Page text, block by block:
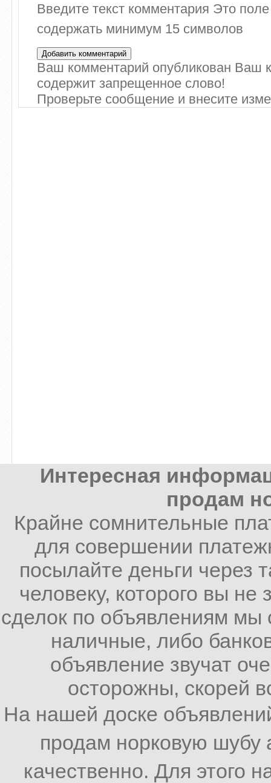
Введите текст комментария Это
содержать минимум 15 символов
Ваш комментарий опубликован Ваш
содержит запрещенное слово!
Проверьте сообщение и внесите
Интересная
продам
Крайне сомнительные
для совершении
посылайте деньги через
человеку, которого вы
сделок по объявлениям мы
наличные, либо
объявление звучат
осторожны, скорей
На нашей доске
продам норковую шубу
качественно. Для этого